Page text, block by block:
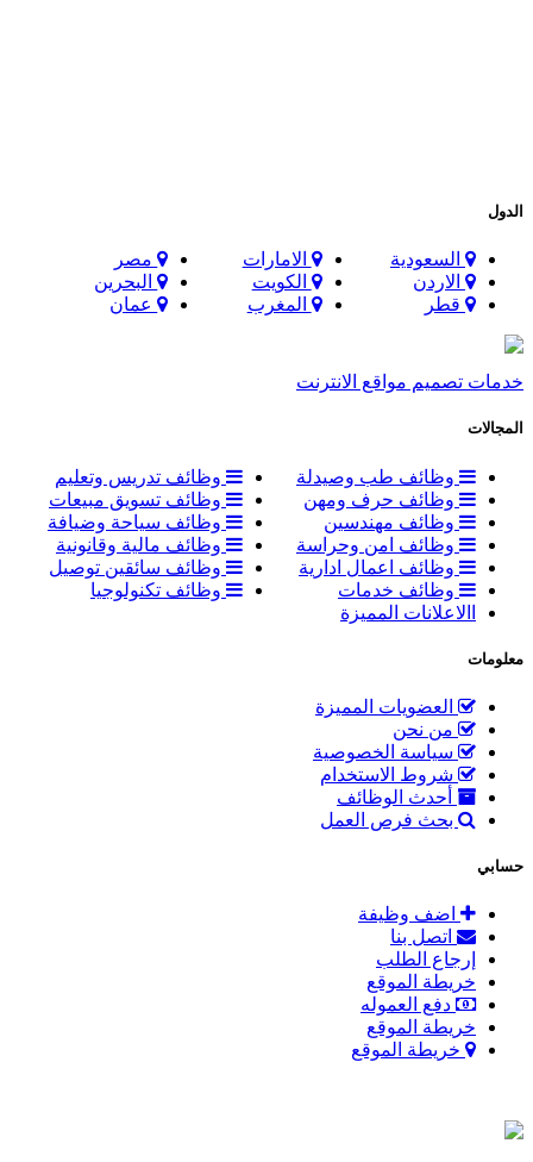
الدول
السعودية الامارات
مصر
الاردن
الكويت
البحرين
قطر
المغرب عمان
خدمات تصميم مواقع الانترنت
المجالات
وظائف طب وصيدلة
وظائف تدريس وتعليم
وظائف حرف ومهن
وظائف تسويق مبيعات
وظائف مهندسين
وظائف سياحة وضيافة
وظائف امن وحراسة
وظائف مالية وقانونية
وظائف اعمال ادارية
وظائف سائقين توصيل
وظائف خدمات
وظائف تكنولوجيا
االاعلانات المميزة
معلومات
العضويات المميزة
من نحن
سياسة الخصوصية
شروط الاستخدام
أحدث الوظائف
بحث فرص العمل
حسابي
اضف وظيفة
اتصل بنا
إرجاع الطلب
خريطة الموقع
دفع العموله
خريطة الموقع
خريطة الموقع